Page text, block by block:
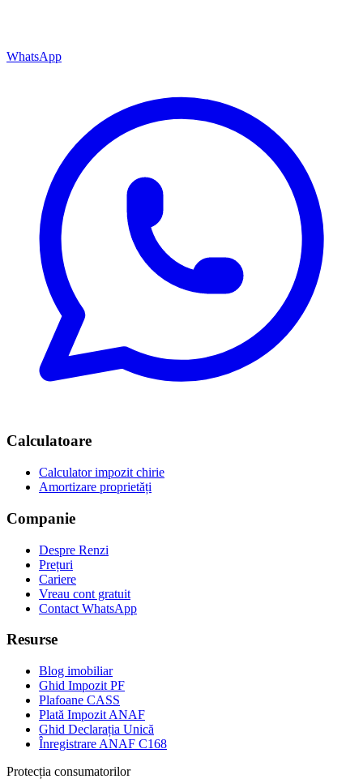
WhatsApp
Calculatoare
Calculator impozit chirie
Amortizare proprietăți
Companie
Despre Renzi
Prețuri
Cariere
Vreau cont gratuit
Contact WhatsApp
Resurse
Blog imobiliar
Ghid Impozit PF
Plafoane CASS
Plată Impozit ANAF
Ghid Declarația Unică
Înregistrare ANAF C168
Protecția consumatorilor